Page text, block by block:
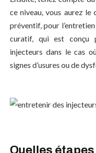
ce niveau, vous aurez
préventif, pour
curatif, qui est conçu
injecteurs dans le cas
signes d’usures ou de
Quelles